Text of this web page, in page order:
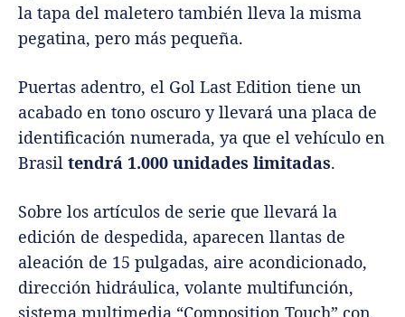
la tapa del maletero también lleva la misma
pegatina, pero más pequeña.
Puertas adentro, el Gol Last Edition tiene un
acabado en tono oscuro y llevará una placa de
identificación numerada, ya que el vehículo en
Brasil tendrá 1.000 unidades limitadas.
Sobre los artículos de serie que llevará la
edición de despedida, aparecen llantas de
aleación de 15 pulgadas, aire acondicionado,
dirección hidráulica, volante multifunción,
sistema multimedia “Composition Touch” con